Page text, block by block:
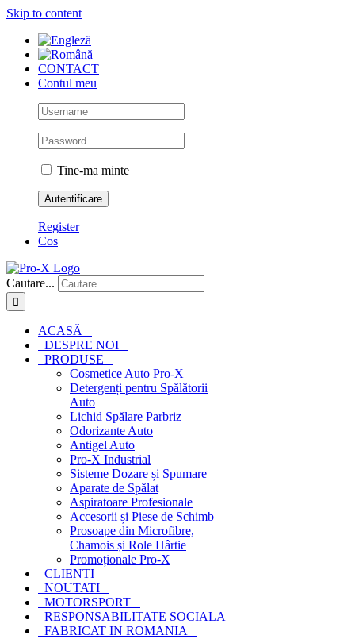
Skip to content
CONTACT
Contul meu
Tine-ma minte
Register
Cos
Cautare...
ACASĂ
DESPRE NOI
PRODUSE
Cosmetice Auto Pro-X
Detergenți pentru Spălătorii
Auto
Lichid Spălare Parbriz
Odorizante Auto
Antigel Auto
Pro-X Industrial
Sisteme Dozare și Spumare
Aparate de Spălat
Aspiratoare Profesionale
Accesorii și Piese de Schimb
Prosoape din Microfibre,
Chamois și Role Hârtie
Promoționale Pro-X
CLIENTI
NOUTATI
MOTORSPORT
RESPONSABILITATE SOCIALA
FABRICAT IN ROMANIA